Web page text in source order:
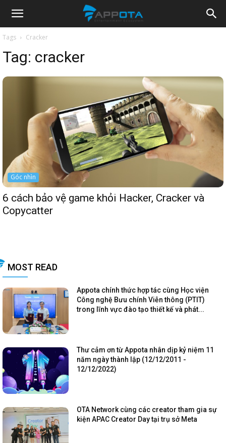
Appota
News
Tags Cracker
Tag: cracker
Góc nhìn
6 cách bảo vệ game khỏi Hacker, Cracker và
Copycatter
MOST READ
Appota chính thức hợp tác cùng Học viện
Công nghệ Bưu chính Viễn thông (PTIT)
trong lĩnh vực đào tạo thiết kế và phát...
Thư cảm ơn từ Appota nhân dịp kỷ niệm 11
năm ngày thành lập (12/12/2011 -
12/12/2022)
OTA Network cùng các creator tham gia sự
kiện APAC Creator Day tại trụ sở Meta